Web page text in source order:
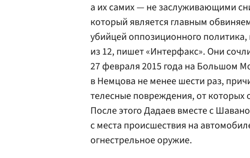
а их самих — не заслуживающими
который является главным
убийцей оппозиционного
из 12, пишет«Интерфакс». Они
27 февраля 2015 года на Большом
в Немцова не менее шести раз,
телесные повреждения, от которых
После этого Дадаев вместе с
с места происшествия на
огнестрельное оружие.